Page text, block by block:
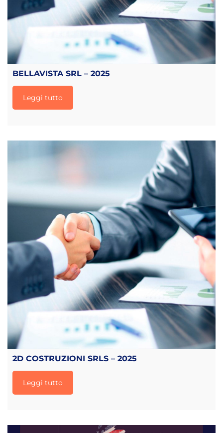
BELLAVISTA SRL – 2025
Leggi tutto
2D COSTRUZIONI SRLS – 2025
Leggi tutto